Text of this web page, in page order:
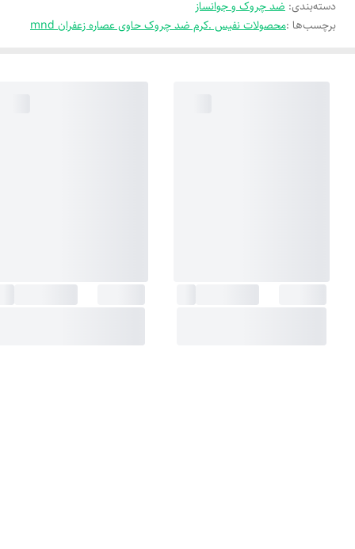
دسته‌بندی: ضد چروک و جوانساز
برچسب‌ها :محصولات نفیس .کرم ضد چروک حاوی عصاره زعفران mnd